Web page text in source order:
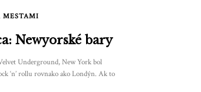
MESTAMI
Newyorské bary
Underground, New York bol
‘n’ rollu rovnako ako Londýn. Ak to